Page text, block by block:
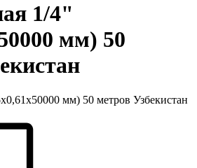
1/4"
мм) 50
мм) 50 метров Узбекистан